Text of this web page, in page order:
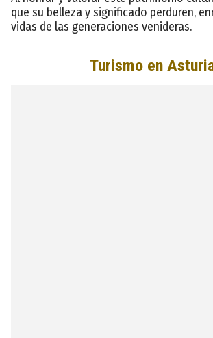
que su belleza y significado perduren,
vidas de las generaciones venideras.